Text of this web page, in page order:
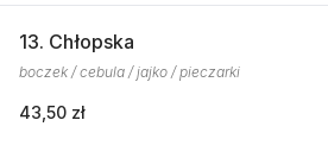
13. Chłopska
boczek / cebula / jajko / pieczarki
43,50 zł